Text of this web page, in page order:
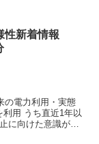
性新着情報
用 うち直近1年以
に向けた意識が高